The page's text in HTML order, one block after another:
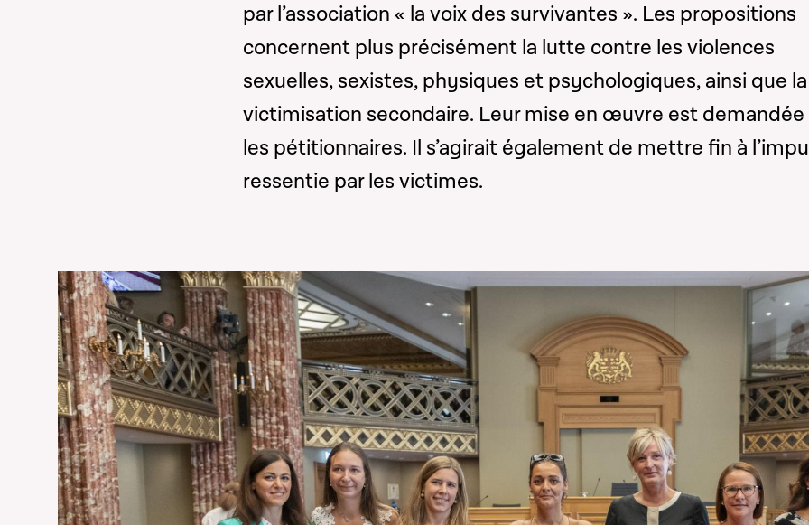
par l’association « la voix des survivantes ». Les propositions
concernent plus précisément la lutte contre les violences
sexuelles, sexistes, physiques et psychologiques, ainsi que la
victimisation secondaire. Leur mise en œuvre est demandée
les pétitionnaires. Il s’agirait également de mettre fin à
ressentie par les victimes.